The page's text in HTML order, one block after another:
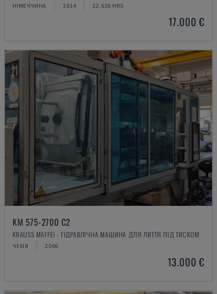
НІМЕЧЧИНА 2014 22.626 HRS
17.000 €
KM 575-2700 C2
KRAUSS MAFFEI - ГІДРАВЛІЧНА МАШИНА ДЛЯ ЛИТТЯ ПІД ТИСКОМ
ЧЕХІЯ 2006
13.000 €